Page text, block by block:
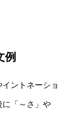
例
ントネーショ
に「～さ」や